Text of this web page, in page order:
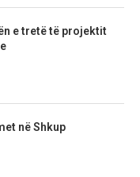
e tretë të projektit
në Shkup